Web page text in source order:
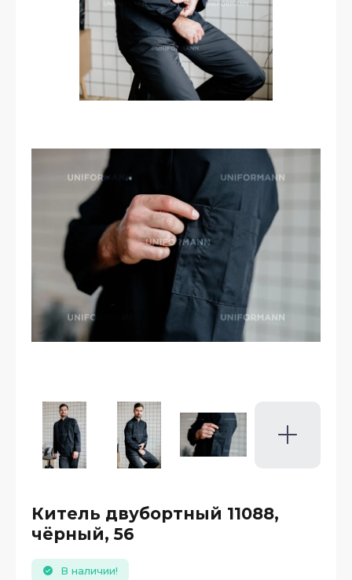
Китель двубортный 11088,
чёрный, 56
В наличии!